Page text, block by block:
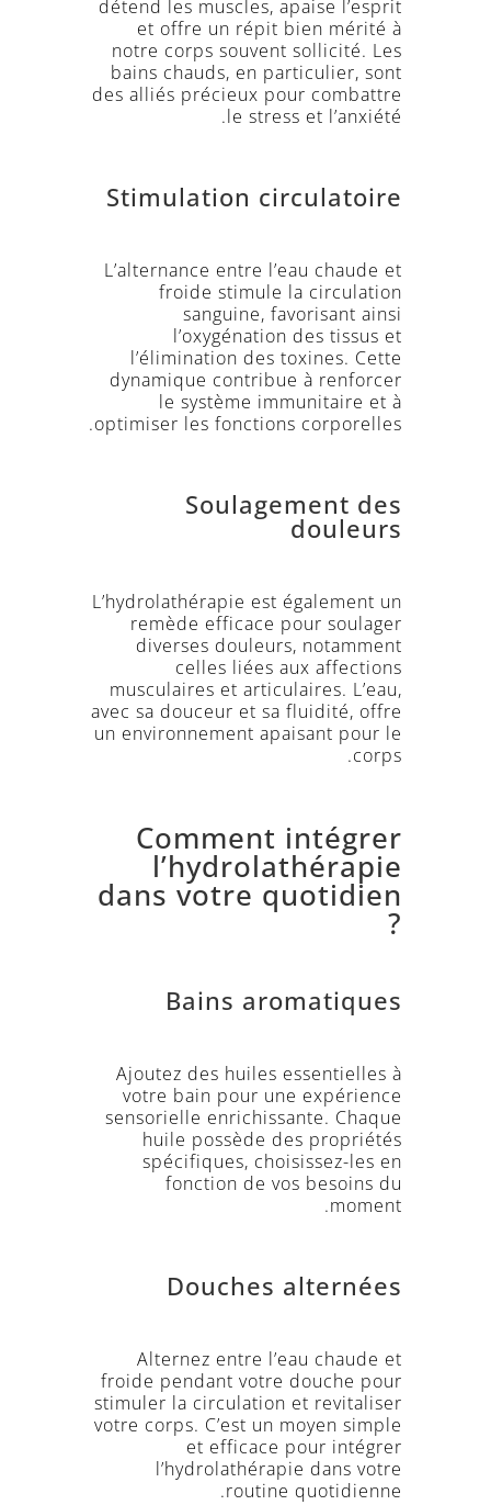
détend les muscles, apaise l’esprit
et offre un répit bien mérité à
notre corps souvent sollicité. Les
bains chauds, en particulier, sont
des alliés précieux pour combattre
le stress et l’anxiété.
Stimulation circulatoire
L’alternance entre l’eau chaude et
froide stimule la circulation
sanguine, favorisant ainsi
l’oxygénation des tissus et
l’élimination des toxines. Cette
dynamique contribue à renforcer
le système immunitaire et à
optimiser les fonctions corporelles.
Soulagement des
douleurs
L’hydrolathérapie est également un
remède efficace pour soulager
diverses douleurs, notamment
celles liées aux affections
musculaires et articulaires. L’eau,
avec sa douceur et sa fluidité, offre
un environnement apaisant pour le
corps.
Comment intégrer
l’hydrolathérapie
dans votre quotidien
?
Bains aromatiques
Ajoutez des huiles essentielles à
votre bain pour une expérience
sensorielle enrichissante. Chaque
huile possède des propriétés
spécifiques, choisissez-les en
fonction de vos besoins du
moment.
Douches alternées
Alternez entre l’eau chaude et
froide pendant votre douche pour
stimuler la circulation et revitaliser
votre corps. C’est un moyen simple
et efficace pour intégrer
l’hydrolathérapie dans votre
routine quotidienne.